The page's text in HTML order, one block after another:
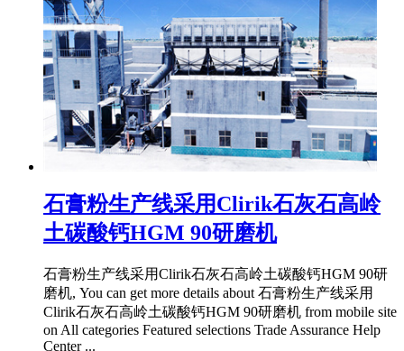
石膏粉生产线采用Clirik石灰石高岭
土碳酸钙HGM 90研磨机
石膏粉生产线采用Clirik石灰石高岭土碳酸钙HGM 90研
磨机, You can get more details about 石膏粉生产线采用
Clirik石灰石高岭土碳酸钙HGM 90研磨机 from mobile site
on All categories Featured selections Trade Assurance Help
Center ...